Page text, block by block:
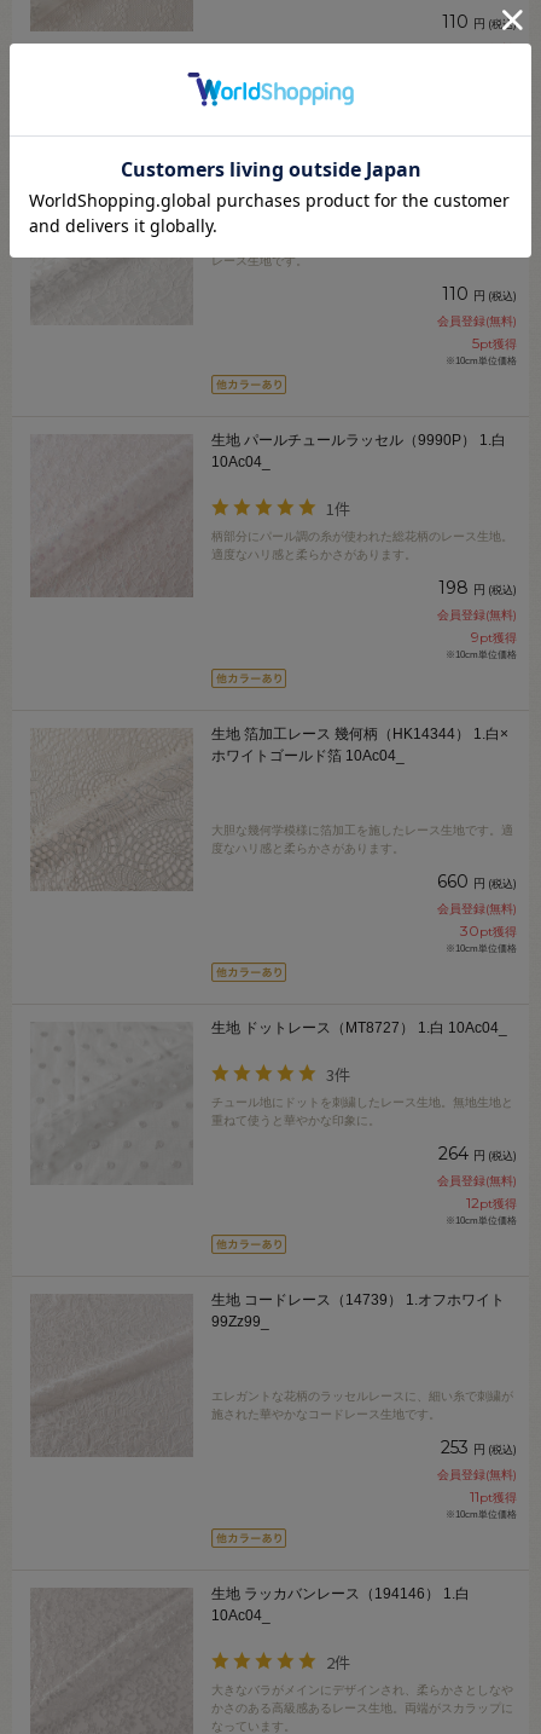
110 円 (税込)
会員登録(無料)
生地 ラッセルレース（14827） 1.白 10Ac04_
レース生地です。
110 円 (税込)
会員登録(無料)
5pt獲得
※10cm単位価格
生地 パールチュールラッセル（9990P） 1.白
10Ac04_
1件
柄部分にパール調の糸が使われた総花柄のレース生地。
適度なハリ感と柔らかさがあります。
198 円 (税込)
会員登録(無料)
9pt獲得
※10cm単位価格
生地 箔加工レース 幾何柄（HK14344） 1.白×
ホワイトゴールド箔 10Ac04_
大胆な幾何学模様に箔加工を施したレース生地です。適
度なハリ感と柔らかさがあります。
660 円 (税込)
会員登録(無料)
30pt獲得
※10cm単位価格
生地 ドットレース（MT8727） 1.白 10Ac04_
3件
チュール地にドットを刺繍したレース生地。無地生地と
重ねて使うと華やかな印象に。
264 円 (税込)
会員登録(無料)
12pt獲得
※10cm単位価格
生地 コードレース（14739） 1.オフホワイト
99Zz99_
エレガントな花柄のラッセルレースに、細い糸で刺繍が
施された華やかなコードレース生地です。
253 円 (税込)
会員登録(無料)
11pt獲得
※10cm単位価格
生地 ラッカバンレース（194146） 1.白
10Ac04_
2件
大きなバラがメインにデザインされ、柔らかさとしなや
かさのある高級感あるレース生地。両端がスカラップに
なっています。